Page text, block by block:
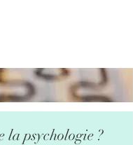
la psychologie ?